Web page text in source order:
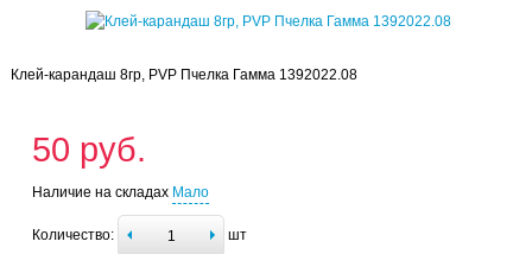
Клей-карандаш 8гр, PVP Пчелка Гамма 1392022.08
50 руб.
Наличие на складах Мало
Количество: шт